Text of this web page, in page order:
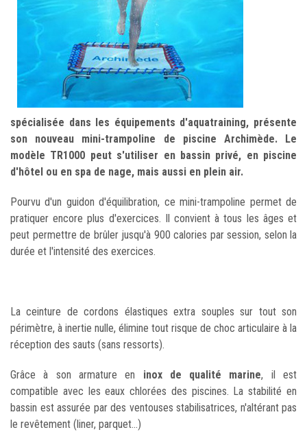
spécialisée dans les équipements d'aquatraining, présente
son nouveau mini-trampoline de piscine Archimède. Le
modèle TR1000 peut s'utiliser en bassin privé, en piscine
d'hôtel ou en spa de nage, mais aussi en plein air.
Pourvu d'un guidon d'équilibration, ce mini-trampoline permet de
pratiquer encore plus d'exercices. Il convient à tous les âges et
peut permettre de brûler jusqu'à 900 calories par session, selon la
durée et l'intensité des exercices.
La ceinture de cordons élastiques extra souples sur tout son
périmètre, à inertie nulle, élimine tout risque de choc articulaire à la
réception des sauts (sans ressorts).
Grâce à son armature en inox de qualité marine, il est
compatible avec les eaux chlorées des piscines. La stabilité en
bassin est assurée par des ventouses stabilisatrices, n'altérant pas
le revêtement (liner, parquet...)